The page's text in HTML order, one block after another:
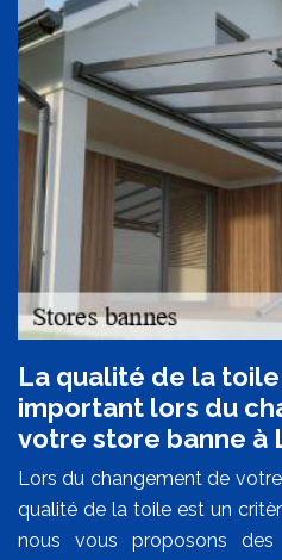
La qualité de la
important lors du
votre store banne à
Lors du changement de
qualité de la toile est un
nous vous proposons